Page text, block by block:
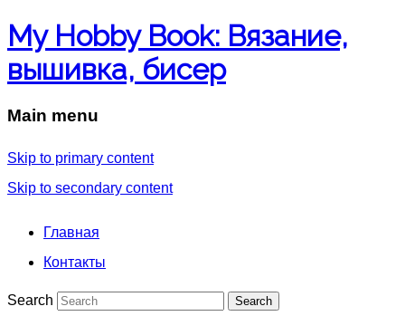
My Hobby Book: Вязание,
вышивка, бисер
Main menu
Skip to primary content
Skip to secondary content
Главная
Контакты
Search